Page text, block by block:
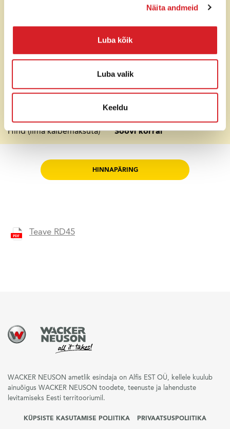
Näita andmeid
Luba kõik
Luba valik
Keeldu
37,4 kW
40%
260 l
Hind (ilma käibemaksuta) Soovi korral
HINNAPÄRING
Teave RD45
WACKER NEUSON ametlik esindaja on Alfis EST OÜ, kellele kuulub
ainuõigus WACKER NEUSON toodete, teenuste ja lahenduste
levitamiseks Eesti territooriumil.
KÜPSISTE KASUTAMISE POLIITIKA PRIVAATSUSPOLIITIKA